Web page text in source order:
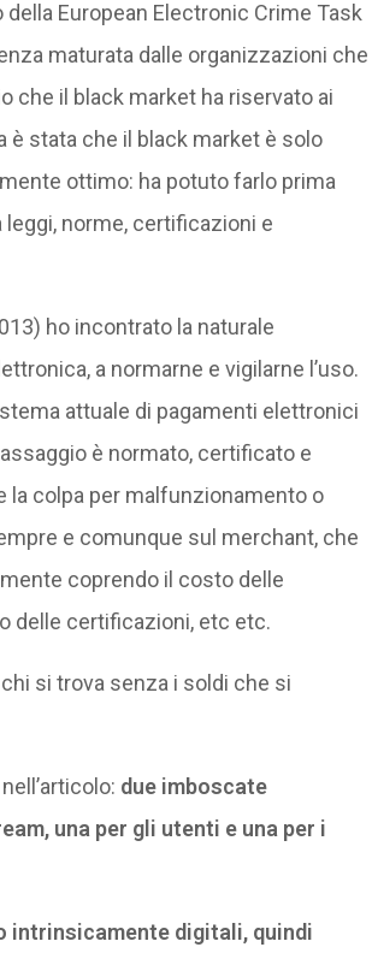
della European Electronic Crime Task
maturata dalle organizzazioni che
che il black market ha riservato ai
è stata che il black market è solo
ottimo: ha potuto farlo prima
norme, certificazioni e
ho incontrato la naturale
a normarne e vigilarne l’uso.
attuale di pagamenti elettronici
è normato, certificato e
la colpa per malfunzionamento o
e comunque sul merchant, che
coprendo il costo delle
delle certificazioni, etc etc.
si trova senza i soldi che si
due imboscate
una per gli utenti e una per i
intrinsicamente digitali, quindi